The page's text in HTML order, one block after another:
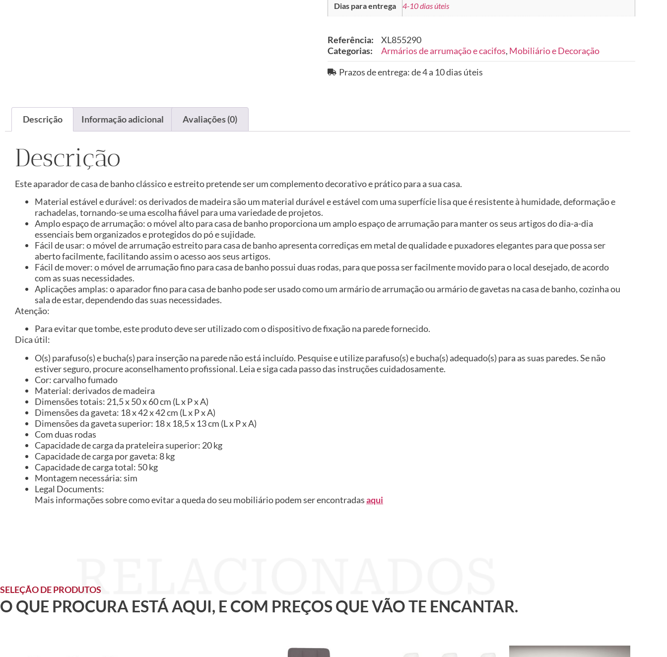
Dias para entrega 4-10 dias úteis
Referência:
XL855290
Categorias:
Armários de arrumação e cacifos, Mobiliário e Decoração
Prazos de entrega: de 4 a 10 dias úteis
Descrição Informação adicional Avaliações (0)
Descrição
Este aparador de casa de banho clássico e estreito pretende ser um complemento decorativo e prático para a sua casa.
Material estável e durável: os derivados de madeira são um material durável e estável com uma superfície lisa que é resistente à humidade, deformação e
rachadelas, tornando-se uma escolha fiável para uma variedade de projetos.
Amplo espaço de arrumação: o móvel alto para casa de banho proporciona um amplo espaço de arrumação para manter os seus artigos do dia-a-dia
essenciais bem organizados e protegidos do pó e sujidade.
Fácil de usar: o móvel de arrumação estreito para casa de banho apresenta corrediças em metal de qualidade e puxadores elegantes para que possa ser
aberto facilmente, facilitando assim o acesso aos seus artigos.
Fácil de mover: o móvel de arrumação fino para casa de banho possui duas rodas, para que possa ser facilmente movido para o local desejado, de acordo
com as suas necessidades.
Aplicações amplas: o aparador fino para casa de banho pode ser usado como um armário de arrumação ou armário de gavetas na casa de banho, cozinha ou
sala de estar, dependendo das suas necessidades.
Atenção:
Para evitar que tombe, este produto deve ser utilizado com o dispositivo de fixação na parede fornecido.
Dica útil:
O(s) parafuso(s) e bucha(s) para inserção na parede não está incluído. Pesquise e utilize parafuso(s) e bucha(s) adequado(s) para as suas paredes. Se não
estiver seguro, procure aconselhamento profissional. Leia e siga cada passo das instruções cuidadosamente.
Cor: carvalho fumado
Material: derivados de madeira
Dimensões totais: 21,5 x 50 x 60 cm (L x P x A)
Dimensões da gaveta: 18 x 42 x 42 cm (L x P x A)
Dimensões da gaveta superior: 18 x 18,5 x 13 cm (L x P x A)
Com duas rodas
Capacidade de carga da prateleira superior: 20 kg
Capacidade de carga por gaveta: 8 kg
Capacidade de carga total: 50 kg
Montagem necessária: sim
Legal Documents:
Mais informações sobre como evitar a queda do seu mobiliário podem ser encontradasaqui
SELEÇÃO DE PRODUTOS
O QUE PROCURA ESTÁ AQUI, E COM PREÇOS QUE VÃO TE ENCANTAR.